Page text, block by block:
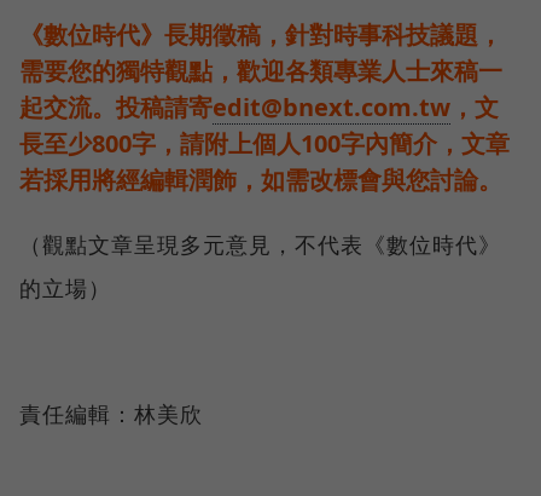
《數位時代》長期徵稿，針對時事科技議題，
需要您的獨特觀點，歡迎各類專業人士來稿一
起交流。投稿請寄edit@bnext.com.tw ，文
長至少800字，請附上個人100字內簡介，文章
若採用將經編輯潤飾，如需改標會與您討論。
（觀點文章呈現多元意見，不代表《數位時代》
的立場）
責任編輯：林美欣